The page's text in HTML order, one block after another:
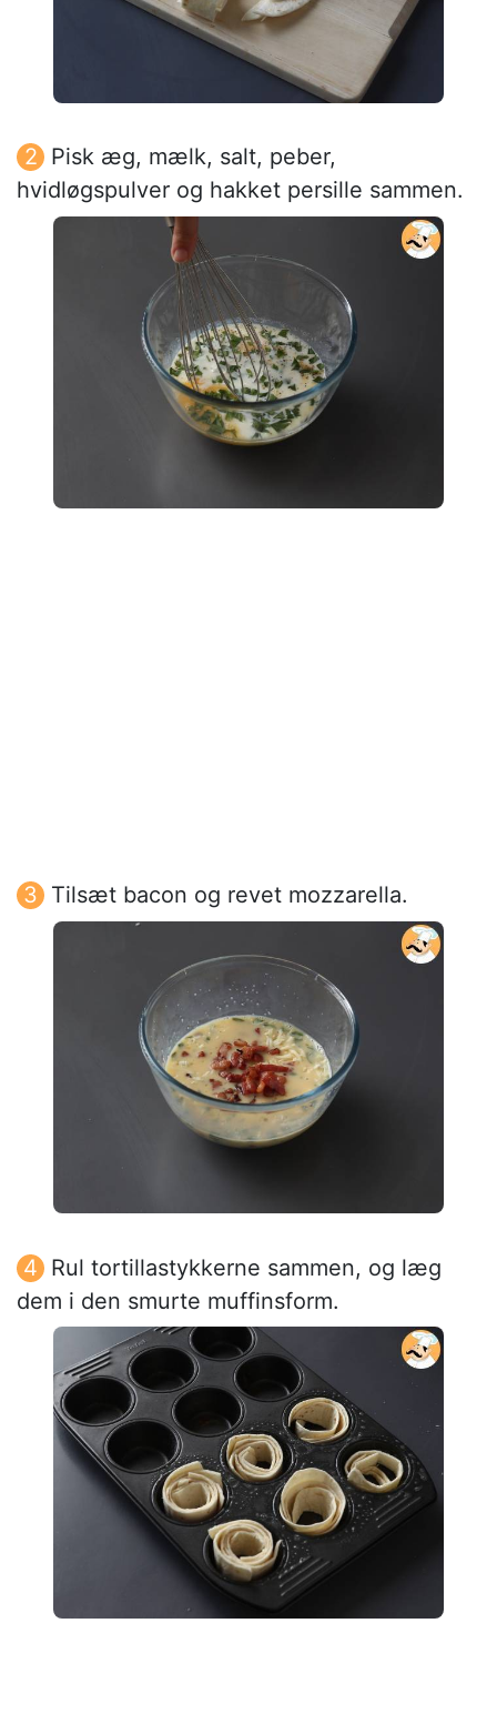
Pisk æg, mælk, salt, peber,
hvidløgspulver og hakket persille sammen.
Tilsæt bacon og revet mozzarella.
Rul tortillastykkerne sammen, og læg
dem i den smurte muffinsform.